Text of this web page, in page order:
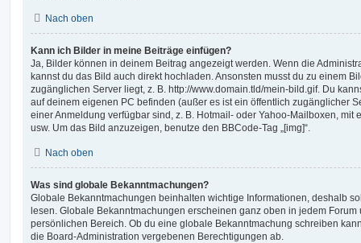
Nach oben
Kann ich Bilder in meine Beiträge einfügen?
Ja, Bilder können in deinem Beitrag angezeigt werden. Wenn die
kannst du das Bild auch direkt hochladen. Ansonsten musst du zu einem
zugänglichen Server liegt, z. B. http://www.domain.tld/mein-bild.gif. Du
auf deinem eigenen PC befinden (außer es ist ein öffentlich zugänglicher
einer Anmeldung verfügbar sind, z. B. Hotmail- oder Yahoo-Mailboxen, mit
usw. Um das Bild anzuzeigen, benutze den BBCode-Tag „[img]“.
Nach oben
Was sind globale Bekanntmachungen?
Globale Bekanntmachungen beinhalten wichtige Informationen, deshalb
lesen. Globale Bekanntmachungen erscheinen ganz oben in jedem
persönlichen Bereich. Ob du eine globale Bekanntmachung schreiben
die Board-Administration vergebenen Berechtigungen ab.